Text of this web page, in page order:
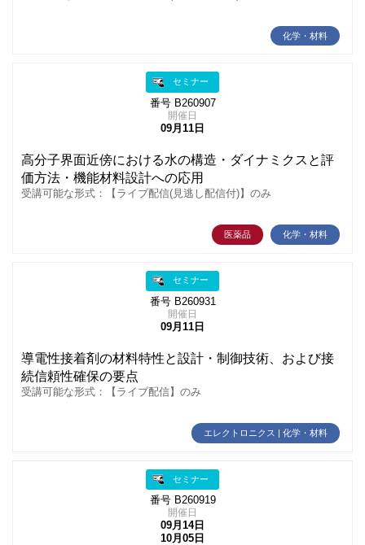
化学・材料
セミナー
番号 B260907
開催日
09月11日
高分子界面近傍における水の構造・ダイナミクスと評
価方法・機能材料設計への応用
受講可能な形式：【ライブ配信(見逃し配信付)】のみ
医薬品 化学・材料
セミナー
番号 B260931
開催日
09月11日
導電性接着剤の材料特性と設計・制御技術、および接
続信頼性確保の要点
受講可能な形式：【ライブ配信】のみ
エレクトロニクス | 化学・材料
セミナー
番号 B260919
開催日
09月14日
10月05日